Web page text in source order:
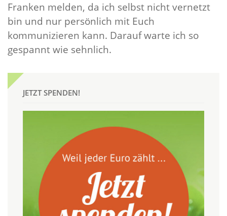
Franken melden, da ich selbst nicht vernetzt
bin und nur persönlich mit Euch
kommunizieren kann. Darauf warte ich so
gespannt wie sehnlich.
JETZT SPENDEN!